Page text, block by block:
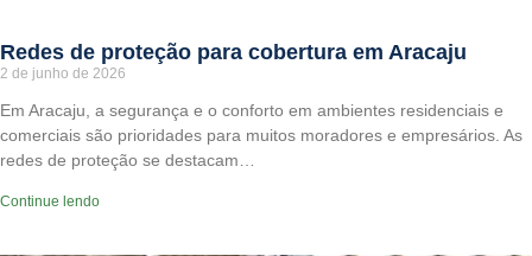
Redes de proteção para cobertura em Aracaju
2 de junho de 2026
Em Aracaju, a segurança e o conforto em ambientes residenciais e
comerciais são prioridades para muitos moradores e empresários. As
redes de proteção se destacam…
Continue lendo